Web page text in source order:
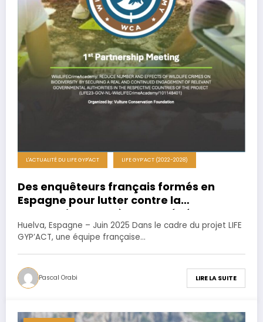
L'ACTUALITÉ DU LIFE GYP'ACT LIFE GYP’ACT (2022-2028)
Des enquêteurs français formés en
Espagne pour lutter contre la
destruction d’espèces protégées
Huelva, Espagne – Juin 2025 Dans le cadre du projet LIFE
GYP’ACT, une équipe française…
Pascal Orabi LIRE LA SUITE